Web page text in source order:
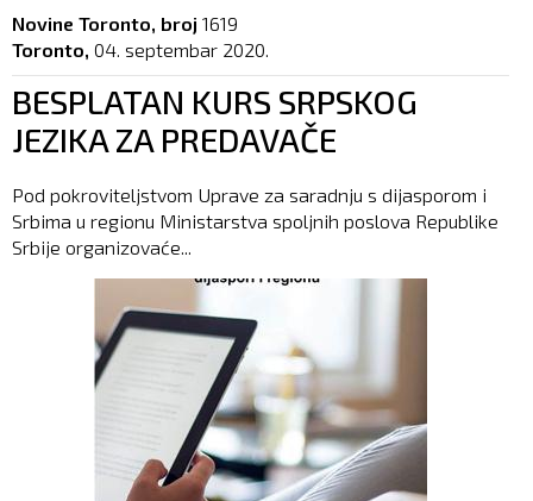
Novine Toronto, broj 1619
Toronto, 04. septembar 2020.
BESPLATAN KURS SRPSKOG
JEZIKA ZA PREDAVAČE
Pod pokroviteljstvom Uprave za saradnju s dijasporom i
Srbima u regionu Ministarstva spoljnih poslova Republike
Srbije organizovaće...